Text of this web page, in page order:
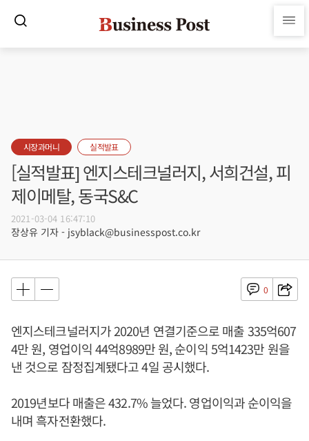
시장과머니 실적발표
[실적발표] 엔지스테크널러지, 서희건설, 피
제이메탈, 동국S&C
2021-03-04 16:47:10
장상유 기자 - jsyblack@businesspost.co.kr
0
엔지스테크널러지가 2020년 연결기준으로 매출 335억607
4만 원, 영업이익 44억8989만 원, 순이익 5억1423만 원을
낸 것으로 잠정집계됐다고 4일 공시했다.
2019년보다 매출은 432.7% 늘었다. 영업이익과 순이익을
내며 흑자전환했다.